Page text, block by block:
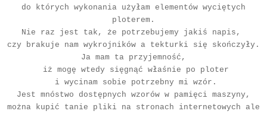
do których wykonania użyłam elementów wyciętych
ploterem.
Nie raz jest tak, że potrzebujemy jakiś napis,
czy brakuje nam wykrojników a tekturki się skończyły.
Ja mam ta przyjemność,
iż mogę wtedy sięgnąć właśnie po ploter
i wycinam sobie potrzebny mi wzór.
Jest mnóstwo dostępnych wzorów w pamięci maszyny,
można kupić tanie pliki na stronach internetowych ale